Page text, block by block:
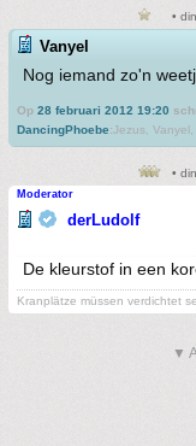
•
Vanyel
Nog iemand zo'n
Op 28 februari 2012 19:20
DancingPhoebe:Jezus,
•
Moderator
derLudolf
De kleurstof in een
Kranplätze müssen verdichtet
▼